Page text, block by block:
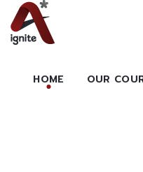
HOME OUR